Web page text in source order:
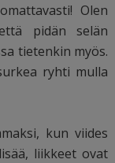
Olen
pidän selän
tietenkin myös.
ryhti mulla
kun viides
liikkeet ovat